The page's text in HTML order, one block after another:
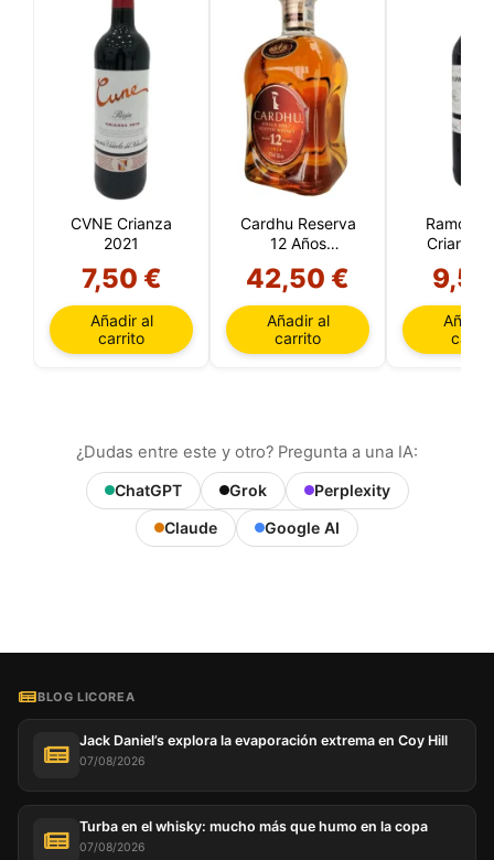
CVNE Crianza
2021
7,50 €
Añadir al
carrito
Cardhu Reserva
12 Años
42,50 €
Añadir al
carrito
Ramón
Crianza
Añadir
¿Dudas entre este y otro? Pregunta a una IA:
ChatGPT Grok
Perplexity
Claude
Google AI
BLOG LICOREA
Jack Daniel’s explora la evaporación extrema en Coy Hill
07/08/2026
Turba en el whisky: mucho más que humo en la copa
07/08/2026